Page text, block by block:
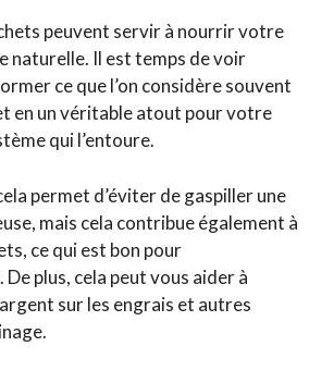
peuvent servir à nourrir votre
naturelle. Il est temps de voir
ce que l’on considère souvent
en un véritable atout pour votre
qui l’entoure.
permet d’éviter de gaspiller une
mais cela contribue également à
ce qui est bon pour
De plus, cela peut vous aider à
sur les engrais et autres